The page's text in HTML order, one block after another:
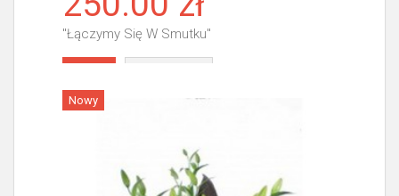
"Łączymy Się W Smutku"
Nowy